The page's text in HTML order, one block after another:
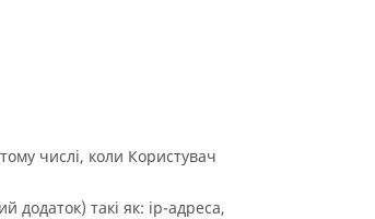
числі, коли Користувач
додаток) такі як: ip-адреса,